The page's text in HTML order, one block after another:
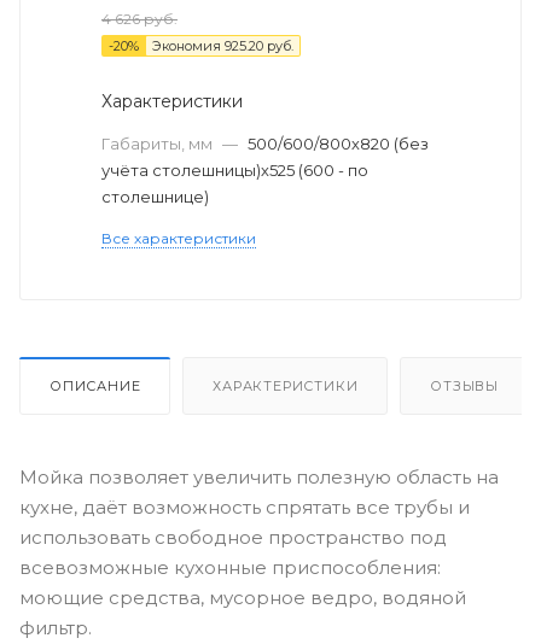
4 626 руб.
-20% Экономия 925.20 руб.
Характеристики
Габариты, мм — 500/600/800х820 (без
учёта столешницы)х525 (600 - по
столешнице)
Все характеристики
ОПИСАНИЕ ХАРАКТЕРИСТИКИ ОТЗЫВЫ
Мойка позволяет увеличить полезную область на
кухне, даёт возможность спрятать все трубы и
использовать свободное пространство под
всевозможные кухонные приспособления:
моющие средства, мусорное ведро, водяной
фильтр.